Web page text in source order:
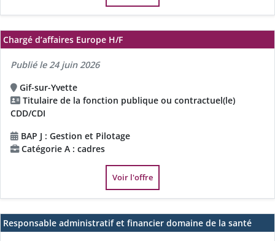
Chargé d’affaires Europe H/F
Publié le 24 juin 2026
Gif-sur-Yvette
Titulaire de la fonction publique ou contractuel(le)
CDD/CDI
BAP J : Gestion et Pilotage
Catégorie A : cadres
Voir l'offre
Responsable administratif et financier domaine de la santé